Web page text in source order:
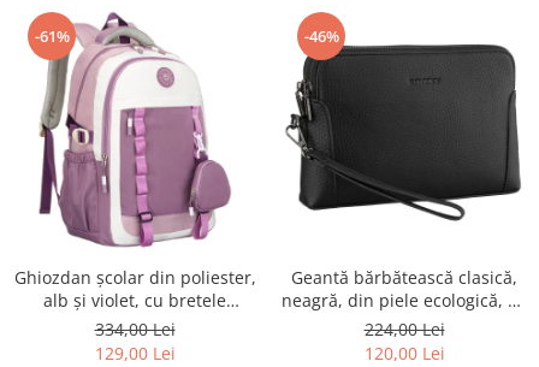
-61%
Ghiozdan școlar din poliester,
alb și violet, cu bretele
reglabile - Peterson PTR-PTN
8603-1303 PURPLE
334,00 Lei
129,00 Lei
-46%
Geantă bărbătească clasică,
neagră, din piele ecologică, cu
fermoar - Rovicky PTR-R-SDR-
01-1631 BLACK
224,00 Lei
120,00 Lei